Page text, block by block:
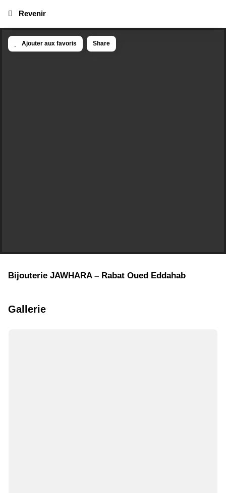
Ajouter aux favoris Share
Bijouterie JAWHARA – Rabat Oued Eddahab
Gallerie
Revenir